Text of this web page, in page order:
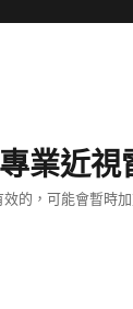
業近視
效的，可能會暫時